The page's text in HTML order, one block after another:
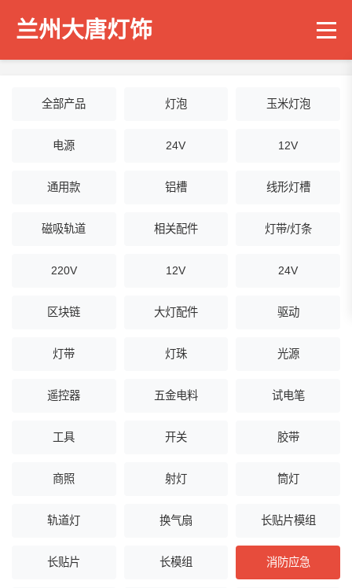
兰州大唐灯饰
全部产品 灯泡 玉米灯泡
电源 24V 12V
通用款 铝槽 线形灯槽
磁吸轨道 相关配件 灯带/灯条
220V 12V 24V
区块链 大灯配件 驱动
灯带 灯珠 光源
遥控器 五金电料 试电笔
工具 开关 胶带
商照 射灯 筒灯
轨道灯 换气扇 长贴片模组
长贴片 长模组 消防应急